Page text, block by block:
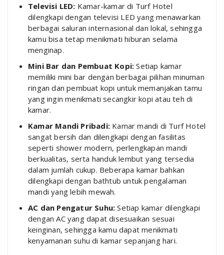
Televisi LED: Kamar-kamar di Turf Hotel
dilengkapi dengan televisi LED yang menawarkan
berbagai saluran internasional dan lokal, sehingga
kamu bisa tetap menikmati hiburan selama
menginap.
Mini Bar dan Pembuat Kopi: Setiap kamar
memiliki mini bar dengan berbagai pilihan minuman
ringan dan pembuat kopi untuk memanjakan tamu
yang ingin menikmati secangkir kopi atau teh di
kamar.
Kamar Mandi Pribadi: Kamar mandi di Turf Hotel
sangat bersih dan dilengkapi dengan fasilitas
seperti shower modern, perlengkapan mandi
berkualitas, serta handuk lembut yang tersedia
dalam jumlah cukup. Beberapa kamar bahkan
dilengkapi dengan bathtub untuk pengalaman
mandi yang lebih mewah.
AC dan Pengatur Suhu: Setiap kamar dilengkapi
dengan AC yang dapat disesuaikan sesuai
keinginan, sehingga kamu dapat menikmati
kenyamanan suhu di kamar sepanjang hari.